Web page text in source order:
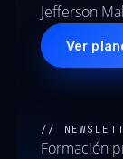
Jefferson
Ver
//
Formación